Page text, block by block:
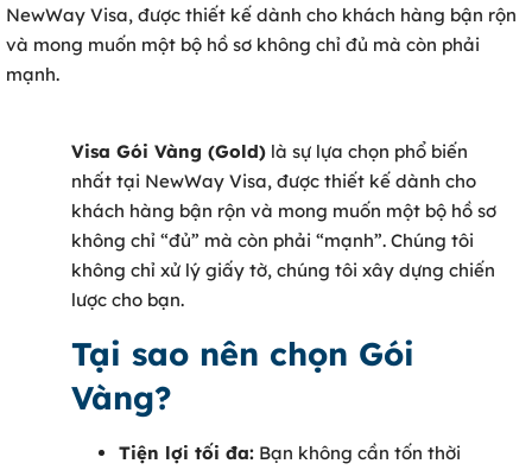
NewWay Visa, được thiết kế dành cho khách hàng bận rộn
và mong muốn một bộ hồ sơ không chỉ đủ mà còn phải
mạnh.
Visa Gói Vàng (Gold) là sự lựa chọn phổ biến
nhất tại NewWay Visa, được thiết kế dành cho
khách hàng bận rộn và mong muốn một bộ hồ sơ
không chỉ “đủ” mà còn phải “mạnh”. Chúng tôi
không chỉ xử lý giấy tờ, chúng tôi xây dựng chiến
lược cho bạn.
Tại sao nên chọn Gói
Vàng?
Tiện lợi tối đa: Bạn không cần tốn thời